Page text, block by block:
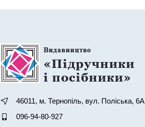
46011, м. Тернопіль, вул. Поліська, 6А
096-94-80-927